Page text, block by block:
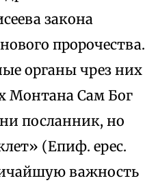
закона
пророчества.
органы чрез них
Монтана Сам Бог
посланник, но
(Епиф. ерес.
важность